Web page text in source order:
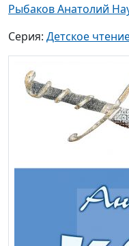
Рыбаков Анатолий
Серия: Детское